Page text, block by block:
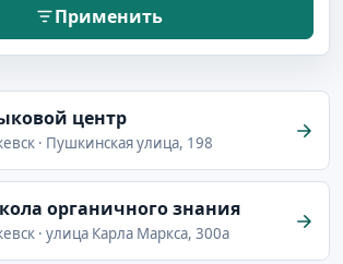
Применить
центр
· Пушкинская улица, 198
органичного знания
· улица Карла Маркса, 300а